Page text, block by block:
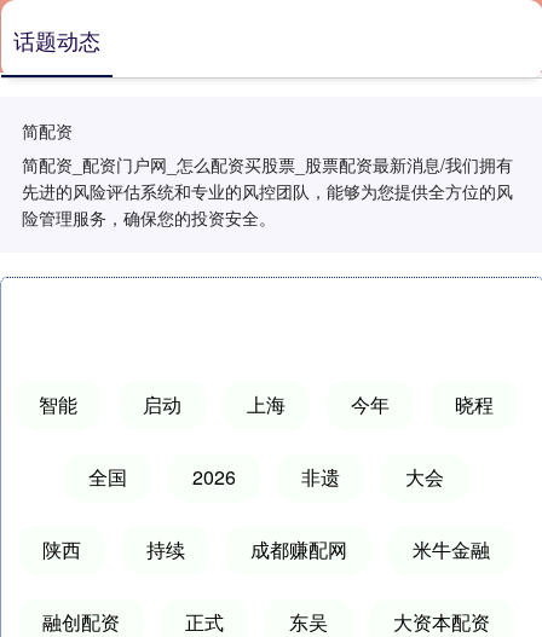
简配资
简配资_配资门户网_怎么配资买股票_股票配资最新消息/我们拥有
先进的风险评估系统和专业的风控团队，能够为您提供全方位的风
险管理服务，确保您的投资安全。
话题动态
智能 启动 上海 今年 晓程
全国 2026 非遗 大会
陕西 持续 成都赚配网 米牛金融
融创配资 正式 东吴 大资本配资